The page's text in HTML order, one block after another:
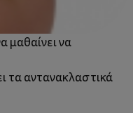
μαθαίνει να
τα αντανακλαστικά